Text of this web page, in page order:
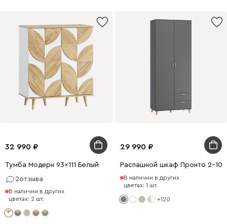
32 990
Тумба Модерн 93x111 Белый
2отзыва
В наличии в других
цветах: 2 шт.
29 990
Распашной шкаф Пронто 2-
В наличии в других
цветах: 1 шт.
+120